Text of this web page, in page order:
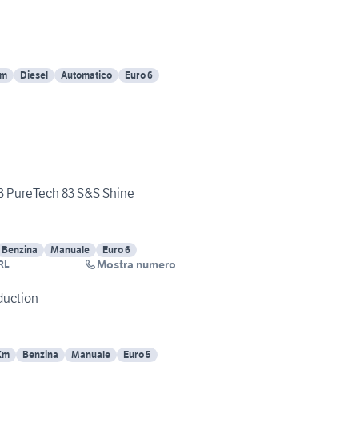
Diesel Automatico Euro 6
PureTech 83 S&S Shine
Benzina Manuale
Euro 6
Mostra numero
Benzina Manuale Euro 5